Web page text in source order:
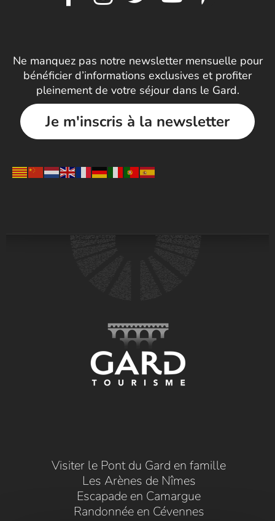
Ne manquez pas notre newsletter mensuelle pour
bénéficier d’informations exclusives et profiter
pleinement de votre séjour dans le Gard.
Je m'inscris à la newsletter
Visiter le Pont du Gard en famille
Les Arènes de Nîmes
Escapade en Camargue
Randonnée en Cévennes